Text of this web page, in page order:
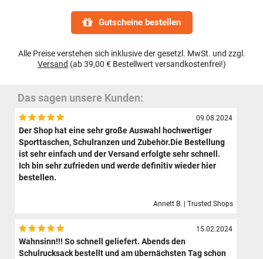
Gutscheine bestellen
Alle Preise verstehen sich inklusive der gesetzl. MwSt. und zzgl.
Versand (ab 39,00 € Bestellwert versandkostenfrei!)
Das sagen unsere Kunden:
09.08.2024
Der Shop hat eine sehr große Auswahl hochwertiger
Sporttaschen, Schulranzen und Zubehör.Die Bestellung
ist sehr einfach und der Versand erfolgte sehr schnell.
Ich bin sehr zufrieden und werde definitiv wieder hier
bestellen.
Annett B. | Trusted Shops
15.02.2024
Wahnsinn!!! So schnell geliefert. Abends den
Schulrucksack bestellt und am übernächsten Tag schon